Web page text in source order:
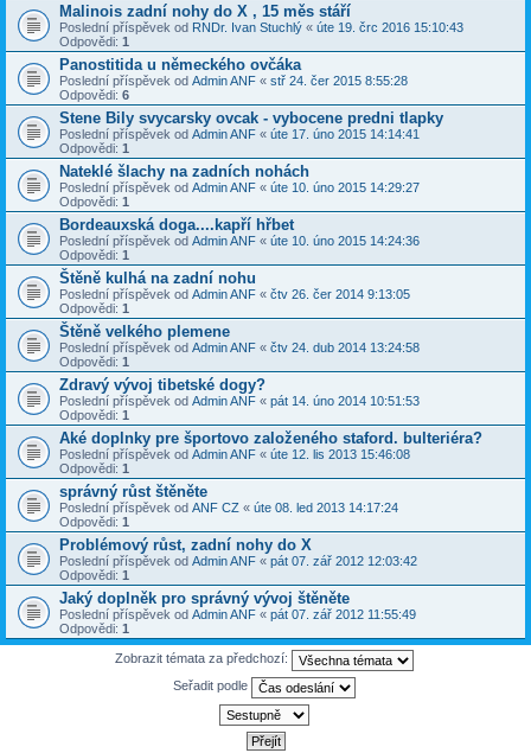
Malinois zadní nohy do X , 15 měs stáří
Poslední příspěvek od RNDr. Ivan Stuchlý « úte 19. črc 2016 15:10:43
Odpovědi: 1
Panostitida u německého ovčáka
Poslední příspěvek od Admin ANF « stř 24. čer 2015 8:55:28
Odpovědi: 6
Stene Bily svycarsky ovcak - vybocene predni tlapky
Poslední příspěvek od Admin ANF « úte 17. úno 2015 14:14:41
Odpovědi: 1
Nateklé šlachy na zadních nohách
Poslední příspěvek od Admin ANF « úte 10. úno 2015 14:29:27
Odpovědi: 1
Bordeauxská doga....kapří hřbet
Poslední příspěvek od Admin ANF « úte 10. úno 2015 14:24:36
Odpovědi: 1
Štěně kulhá na zadní nohu
Poslední příspěvek od Admin ANF « čtv 26. čer 2014 9:13:05
Odpovědi: 1
Štěně velkého plemene
Poslední příspěvek od Admin ANF « čtv 24. dub 2014 13:24:58
Odpovědi: 1
Zdravý vývoj tibetské dogy?
Poslední příspěvek od Admin ANF « pát 14. úno 2014 10:51:53
Odpovědi: 1
Aké doplnky pre športovo založeného staford. bulteriéra?
Poslední příspěvek od Admin ANF « úte 12. lis 2013 15:46:08
Odpovědi: 1
správný růst štěněte
Poslední příspěvek od ANF CZ « úte 08. led 2013 14:17:24
Odpovědi: 1
Problémový růst, zadní nohy do X
Poslední příspěvek od Admin ANF « pát 07. zář 2012 12:03:42
Odpovědi: 1
Jaký doplněk pro správný vývoj štěněte
Poslední příspěvek od Admin ANF « pát 07. zář 2012 11:55:49
Odpovědi: 1
Zobrazit témata za předchozí:
Seřadit podle